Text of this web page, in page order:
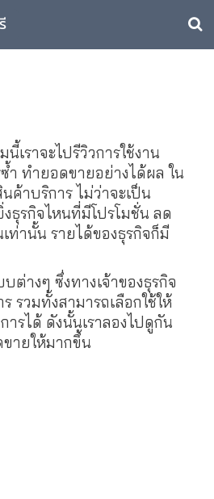
เราจะไปรีวิวการใช้งาน
ำ ทำยอดขายอย่างได้ผล ใน
ค้าบริการ ไม่ว่าจะเป็น
งธุรกิจไหนที่มีโปรโมชั่น ลด
ท่านั้น รายได้ของธุรกิจก็มี
ต่างๆ ซึ่งทางเจ้าของธุรกิจ
รวมทั้งสามารถเลือกใช้ให้
รได้ ดังนั้นเราลองไปดูกัน
ขายให้มากขึ้น